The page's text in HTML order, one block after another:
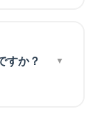
すか？